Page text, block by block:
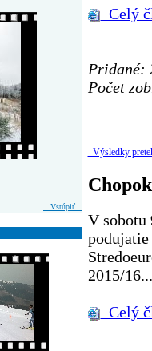
Vstúpiť
Celý
Pridané:
Počet
Výsledky
V sobotu
2015/16...
Celý